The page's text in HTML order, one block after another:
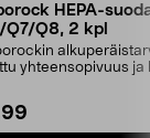
HEPA-
Q7/Q8, 2 kpl
yhteensopivuus ja